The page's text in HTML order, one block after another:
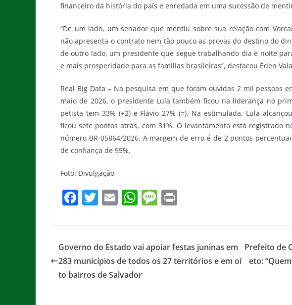
financeiro da história do país e enredada em uma sucessão de
“De um lado, um senador que mentiu sobre sua relação com
não apresenta o contrato nem tão pouco as provas do destino do
de outro lado, um presidente que segue trabalhando dia e noite
e mais prosperidade para as famílias brasileiras”, destacou Éden
Real Big Data – Na pesquisa em que foram ouvidas 2 mil pessoas
maio de 2026, o presidente Lula também ficou na liderança no
petista tem 33% (+2) e Flávio 27% (=). Na estimulada, Lula
ficou sete pontos atrás, com 31%. O levantamento está registrado
número BR-05864/2026. A margem de erro é de 2 pontos
de confiança de 95%.
Foto: Divulgação
F
e
b
o
T
er
E
l
W
s
A
p
M
a
g
Governo do Estado vai apoiar festas juninas em
283 municípios de todos os 27 territórios e em oi
to bairros de Salvador
Prefeito de
eto: